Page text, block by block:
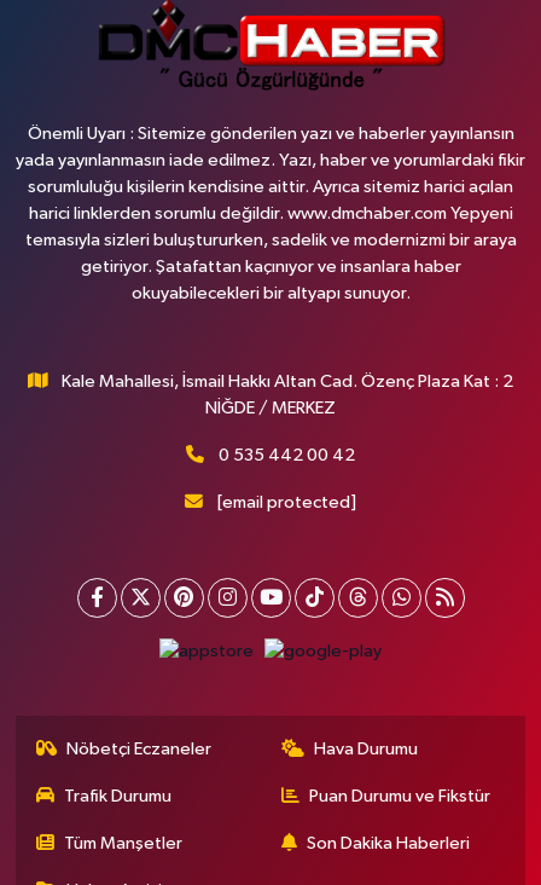
Önemli Uyarı : Sitemize gönderilen yazı ve haberler yayınlansın
yada yayınlanmasın iade edilmez. Yazı, haber ve yorumlardaki fikir
sorumluluğu kişilerin kendisine aittir. Ayrıca sitemiz harici açılan
harici linklerden sorumlu değildir. www.dmchaber.com Yepyeni
temasıyla sizleri buluştururken, sadelik ve modernizmi bir araya
getiriyor. Şatafattan kaçınıyor ve insanlara haber
okuyabilecekleri bir altyapı sunuyor.
Kale Mahallesi, İsmail Hakkı Altan Cad. Özenç Plaza Kat : 2
NİĞDE / MERKEZ
0 535 442 00 42
[email protected]
Nöbetçi Eczaneler Hava Durumu
Trafik Durumu Puan Durumu ve Fikstür
Tüm Manşetler Son Dakika Haberleri